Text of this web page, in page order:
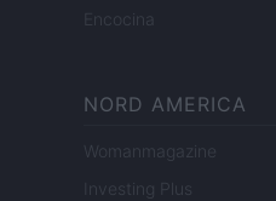
Encocina
NORD AMERICA
Womanmagazine
Investing Plus